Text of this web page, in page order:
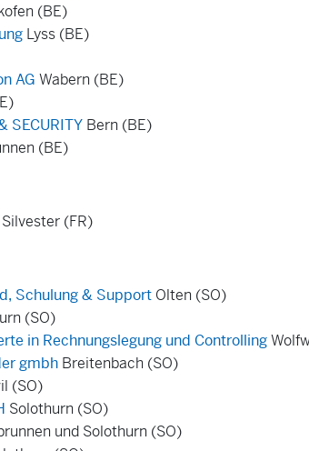
(BE)
Lyss (BE)
AG Wabern (BE)
SECURITY Bern (BE)
(BE)
(FR)
Schulung & Support Olten (SO)
(SO)
in Rechnungslegung und Controlling
gmbh Breitenbach (SO)
(SO)
Solothurn (SO)
und Solothurn (SO)